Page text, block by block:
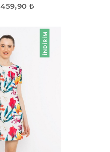
459,90 ₺
İNDIRIM